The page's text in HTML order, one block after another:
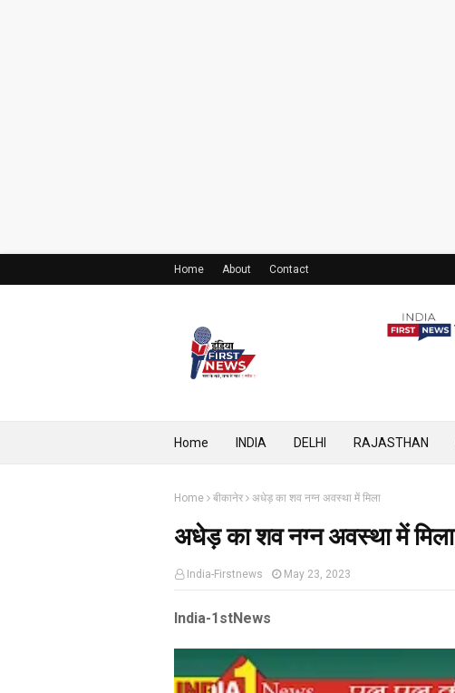
Home About Contact
Home INDIA DELHI RAJASTHAN
Home बीकानेर अधेड़ का शव नग्न अवस्था में मिला
अधेड़ का शव नग्न अवस्था में मिला
India-Firstnews May 23, 2023
India-1stNews